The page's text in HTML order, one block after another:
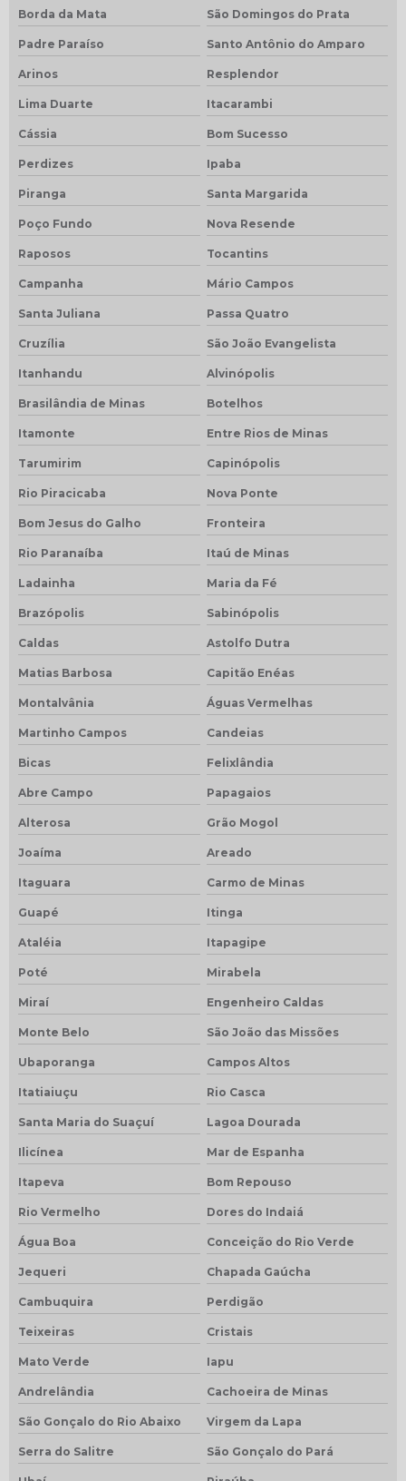
Borda da Mata São Domingos do Prata
Padre Paraíso Santo Antônio do Amparo
Arinos Resplendor
Lima Duarte Itacarambi
Cássia Bom Sucesso
Perdizes Ipaba
Piranga Santa Margarida
Poço Fundo Nova Resende
Raposos Tocantins
Campanha Mário Campos
Santa Juliana Passa Quatro
Cruzília São João Evangelista
Itanhandu Alvinópolis
Brasilândia de Minas Botelhos
Itamonte Entre Rios de Minas
Tarumirim Capinópolis
Rio Piracicaba Nova Ponte
Bom Jesus do Galho Fronteira
Rio Paranaíba Itaú de Minas
Ladainha Maria da Fé
Brazópolis Sabinópolis
Caldas Astolfo Dutra
Matias Barbosa Capitão Enéas
Montalvânia Águas Vermelhas
Martinho Campos Candeias
Bicas Felixlândia
Abre Campo Papagaios
Alterosa Grão Mogol
Joaíma Areado
Itaguara Carmo de Minas
Guapé Itinga
Ataléia Itapagipe
Poté Mirabela
Miraí Engenheiro Caldas
Monte Belo São João das Missões
Ubaporanga Campos Altos
Itatiaiuçu Rio Casca
Santa Maria do Suaçuí Lagoa Dourada
Ilicínea Mar de Espanha
Itapeva Bom Repouso
Rio Vermelho Dores do Indaiá
Água Boa Conceição do Rio Verde
Jequeri Chapada Gaúcha
Cambuquira Perdigão
Teixeiras Cristais
Mato Verde Iapu
Andrelândia Cachoeira de Minas
São Gonçalo do Rio Abaixo Virgem da Lapa
Serra do Salitre São Gonçalo do Pará